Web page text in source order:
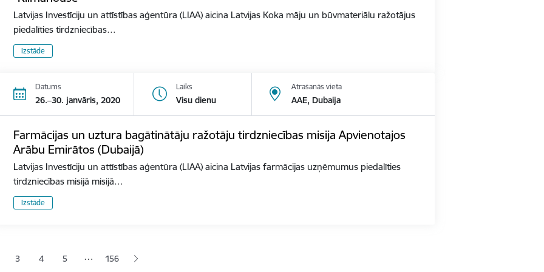
Latvijas Investīciju un attīstības aģentūra (LIAA) aicina Latvijas Koka māju un būvmateriālu ražotājus
piedalīties tirdzniecības…
Izstāde
Datums
26.–30. janvāris, 2020
Laiks
Visu dienu
Atrašanās vieta
AAE, Dubaija
Farmācijas un uztura bagātinātāju ražotāju tirdzniecības misija Apvienotajos
Arābu Emirātos (Dubaijā)
Latvijas Investīciju un attīstības aģentūra (LIAA) aicina Latvijas farmācijas uzņēmumus piedalīties
tirdzniecības misijā misijā…
Izstāde
lapaLapa
3 Lapa
4 Lapa
5 … 156